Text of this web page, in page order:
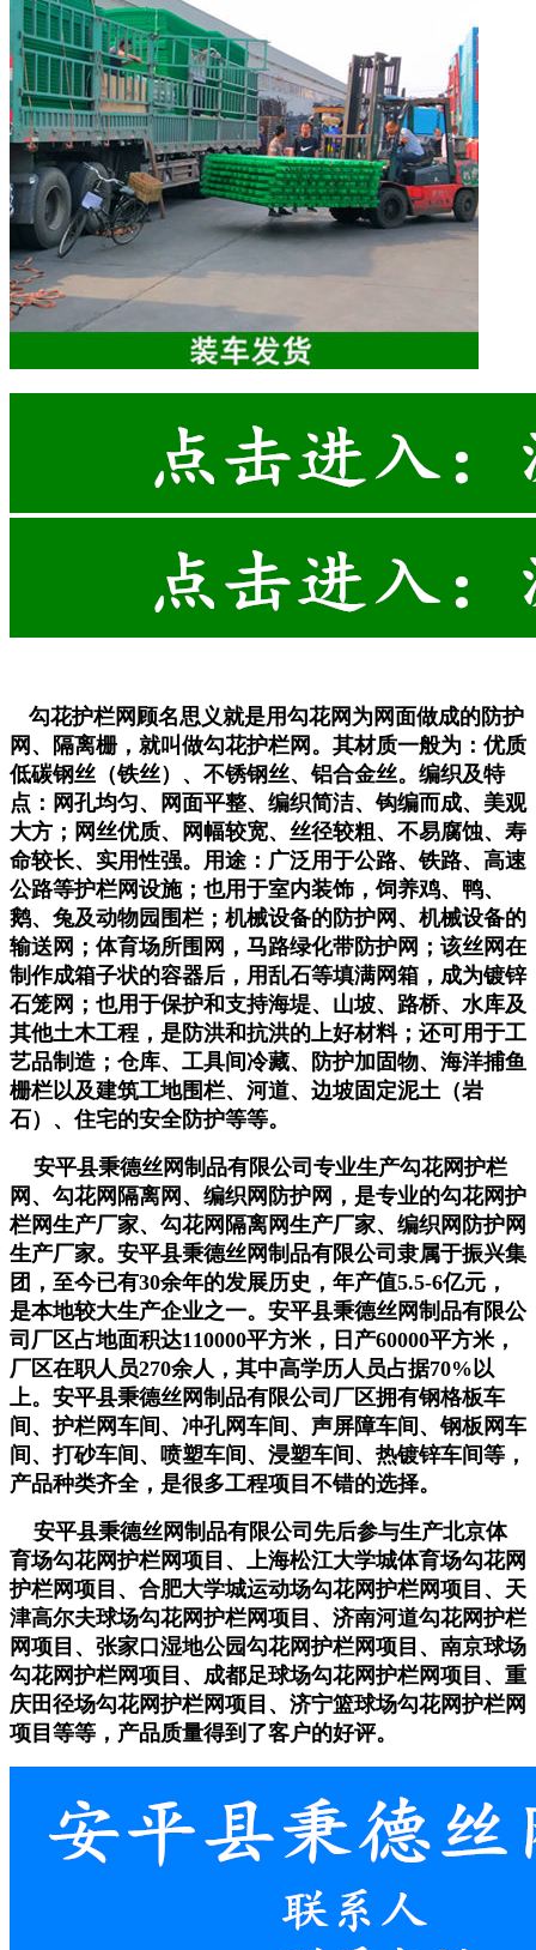
勾花护栏网顾名思义就是用勾花网为网面做成的防护
网、隔离栅，就叫做勾花护栏网。其材质一般为：优质
低碳钢丝（铁丝）、不锈钢丝、铝合金丝。编织及特
点：网孔均匀、网面平整、编织简洁、钩编而成、美观
大方；网丝优质、网幅较宽、丝径较粗、不易腐蚀、寿
命较长、实用性强。用途：广泛用于公路、铁路、高速
公路等护栏网设施；也用于室内装饰，饲养鸡、鸭、
鹅、兔及动物园围栏；机械设备的防护网、机械设备的
输送网；体育场所围网，马路绿化带防护网；该丝网在
制作成箱子状的容器后，用乱石等填满网箱，成为镀锌
石笼网；也用于保护和支持海堤、山坡、路桥、水库及
其他土木工程，是防洪和抗洪的上好材料；还可用于工
艺品制造；仓库、工具间冷藏、防护加固物、海洋捕鱼
栅栏以及建筑工地围栏、河道、边坡固定泥土（岩
石）、住宅的安全防护等等。
安平县秉德丝网制品有限公司专业生产勾花网护栏
网、勾花网隔离网、编织网防护网，是专业的勾花网护
栏网生产厂家、勾花网隔离网生产厂家、编织网防护网
生产厂家。安平县秉德丝网制品有限公司隶属于振兴集
团，至今已有30余年的发展历史，年产值5.5-6亿元，
是本地较大生产企业之一。安平县秉德丝网制品有限公
司厂区占地面积达110000平方米，日产60000平方米，
厂区在职人员270余人，其中高学历人员占据70%以
上。安平县秉德丝网制品有限公司厂区拥有钢格板车
间、护栏网车间、冲孔网车间、声屏障车间、钢板网车
间、打砂车间、喷塑车间、浸塑车间、热镀锌车间等，
产品种类齐全，是很多工程项目不错的选择。
安平县秉德丝网制品有限公司先后参与生产北京体
育场勾花网护栏网项目、上海松江大学城体育场勾花网
护栏网项目、合肥大学城运动场勾花网护栏网项目、天
津高尔夫球场勾花网护栏网项目、济南河道勾花网护栏
网项目、张家口湿地公园勾花网护栏网项目、南京球场
勾花网护栏网项目、成都足球场勾花网护栏网项目、重
庆田径场勾花网护栏网项目、济宁篮球场勾花网护栏网
项目等等，产品质量得到了客户的好评。